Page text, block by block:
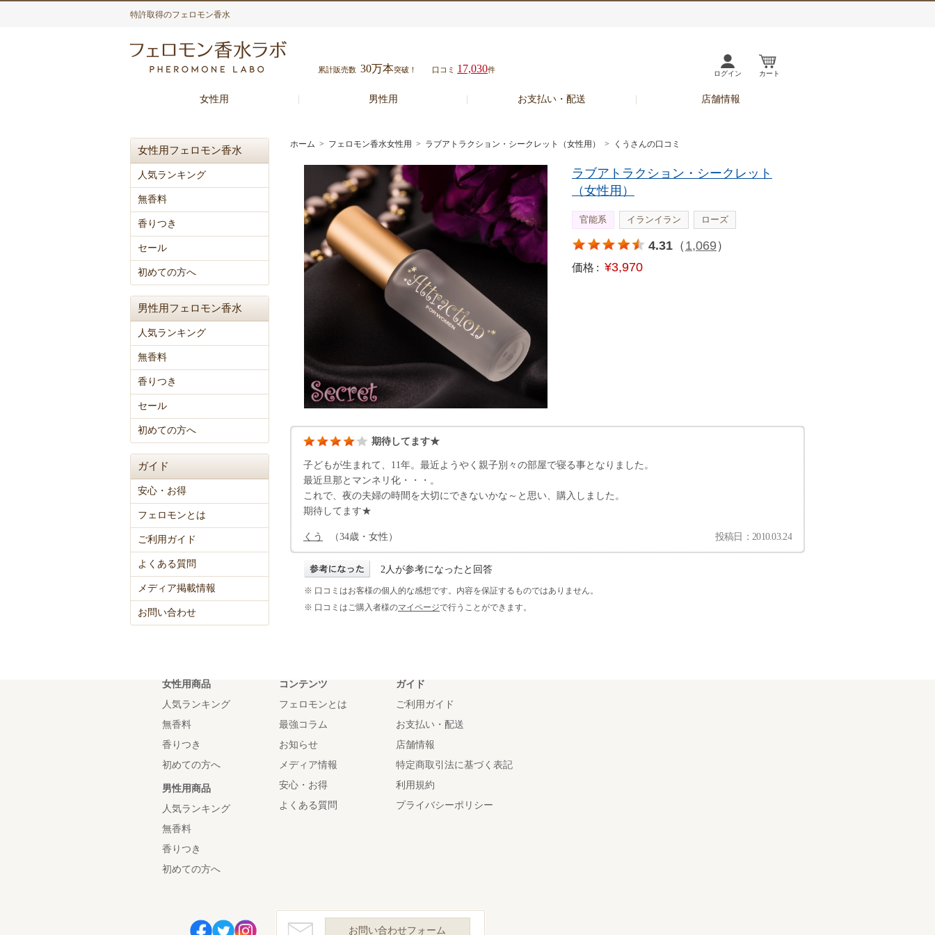
特許取得のフェロモン香水
累計販売数 30万本突破！ 口コミ 17,030件 ログイン カート
女性用 男性用 お支払い・配送 店舗情報
ホーム > フェロモン香水女性用 > ラブアトラクション・シークレット（女性用） > くうさんの口コミ
ラブアトラクション・シークレット
（女性用）
官能系 イランイラン ローズ
4.31 （ 1,069 ）
価格 : ¥3,970
期待してます★
子どもが生まれて、11年。最近ようやく親子別々の部屋で寝る事となりました。
最近旦那とマンネリ化・・・。
これで、夜の夫婦の時間を大切にできないかな～と思い、購入しました。
期待してます★
くう （34歳・女性） 投稿日：2010.03.24
2人が参考になったと回答
※ 口コミはお客様の個人的な感想です。内容を保証するものではありません。
※ 口コミはご購入者様のマイページで行うことができます。
女性用フェロモン香水
人気ランキング
無香料
香りつき
セール
初めての方へ
男性用フェロモン香水
人気ランキング
無香料
香りつき
セール
初めての方へ
ガイド
安心・お得
フェロモンとは
ご利用ガイド
よくある質問
メディア掲載情報
お問い合わせ
女性用商品
人気ランキング
無香料
香りつき
初めての方へ
男性用商品
人気ランキング
無香料
香りつき
初めての方へ
コンテンツ
フェロモンとは
最強コラム
お知らせ
メディア情報
安心・お得
よくある質問
ガイド
ご利用ガイド
お支払い・配送
店舗情報
特定商取引法に基づく表記
利用規約
プライバシーポリシー
お問い合わせフォーム